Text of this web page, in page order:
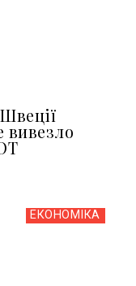
вивезло
ЕКОНОМІКА